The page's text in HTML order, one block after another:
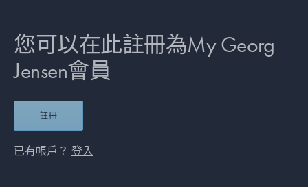
您可以在此註冊為My Georg
Jensen會員
註冊
已有帳戶？ 登入